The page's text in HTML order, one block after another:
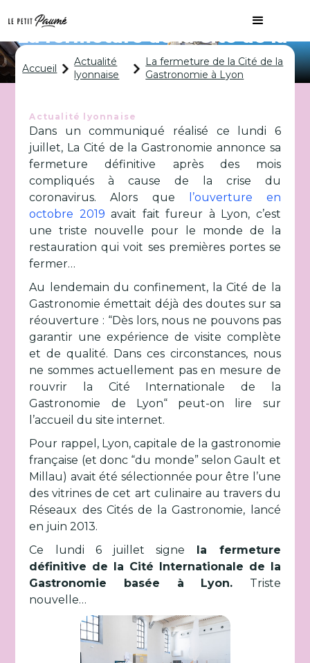
La fermeture de la Cité de la
Gastronomie à Lyon
Accueil
Actualité
lyonnaise
La fermeture de la Cité de la
Gastronomie à Lyon
Actualité lyonnaise
Dans un communiqué réalisé ce lundi 6
juillet, La Cité de la Gastronomie annonce sa
fermeture définitive après des mois
compliqués à cause de la crise du
coronavirus. Alors que
l’ouverture en
octobre 2019 avait fait fureur à Lyon, c’est
une triste nouvelle pour le monde de la
restauration qui voit ses premières portes se
fermer…
Au lendemain du confinement, la Cité de la
Gastronomie émettait déjà des doutes sur sa
réouverture : “Dès lors, nous ne pouvons pas
garantir une expérience de visite complète
et de qualité. Dans ces circonstances, nous
ne sommes actuellement pas en mesure de
rouvrir la Cité Internationale de la
Gastronomie de Lyon“ peut-on lire sur
l’accueil du site internet.
Pour rappel, Lyon, capitale de la gastronomie
française (et donc “du monde” selon Gault et
Millau) avait été sélectionnée pour être l’une
des vitrines de cet art culinaire au travers du
Réseaux des Cités de la Gastronomie, lancé
en juin 2013.
Ce lundi 6 juillet signe la fermeture
définitive de la Cité Internationale de la
Gastronomie basée à Lyon. Triste
nouvelle…